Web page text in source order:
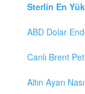
Sterlin En
ABD Dolar
Canlı Brent
Altın Ayarı